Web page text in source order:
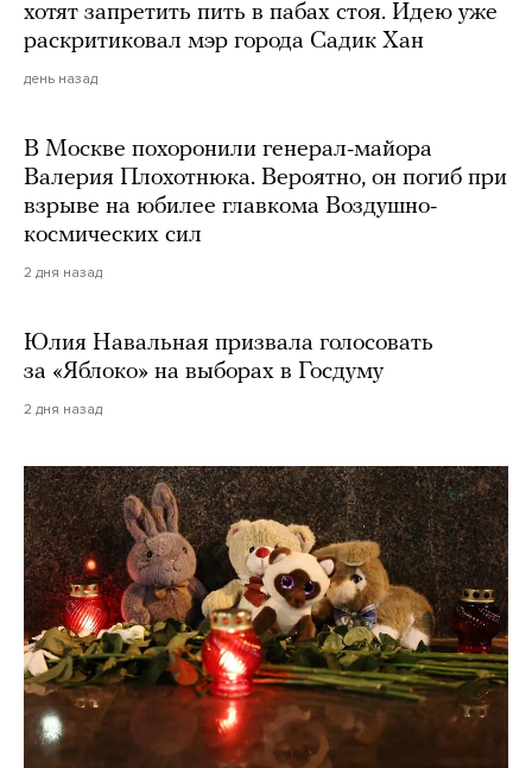
хотят запретить пить в пабах стоя. Идею уже
раскритиковал мэр города Садик Хан
день назад
В Москве похоронили генерал-майора
Валерия Плохотнюка. Вероятно, он погиб при
взрыве на юбилее главкома Воздушно-
космических сил
2 дня назад
Юлия Навальная призвала голосовать
за «Яблоко» на выборах в Госдуму
2 дня назад